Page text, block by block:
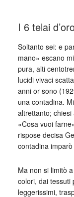
I 6 telai
Soltanto sei: e
mano» escano
pura, alti
lucidi vivaci
anni or sono
una contadina.
altrettanto;
«Cosa vuoi
rispose decisa
contadina
Ma non si limitò
colori, dai tessuti
leggerissimi,